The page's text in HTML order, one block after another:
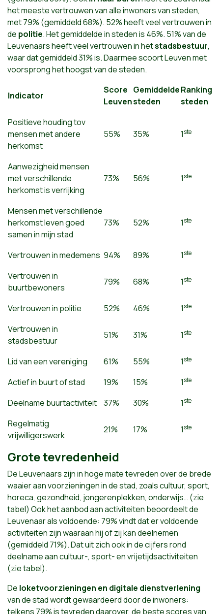
het meeste vertrouwen van alle inwoners van steden,
met 79% (gemiddeld 68%). 52% heeft veel vertrouwen in
de politie. Het gemiddelde in steden is 46%. 51% van de
Leuvenaars heeft veel vertrouwen in hetstadsbestuur,
waar dat gemiddeld 31% is. Daarmee scoort Leuven met
voorsprong het hoogst van de steden.
Indicator
Score
Leuven
Gemiddelde
steden
Ranking
steden
Positieve houding tov
mensen met andere
herkomst
55% 35% 1ste
Aanwezigheid mensen
met verschillende
herkomst is verrijking
73% 56% 1ste
Mensen met verschillende
herkomst leven goed
samen in mijn stad
73% 52% 1ste
Vertrouwen in medemens 94% 89% 1ste
Vertrouwen in
buurtbewoners
79% 68% 1ste
Vertrouwen in politie 52% 46% 1ste
Vertrouwen in
stadsbestuur
51% 31% 1ste
Lid van een vereniging 61% 55% 1ste
Actief in buurt of stad 19% 15% 1ste
Deelname buurtactiviteit 37% 30% 1ste
Regelmatig
vrijwilligerswerk
21% 17% 1ste
Grote tevredenheid
De Leuvenaars zijn in hoge mate tevreden over de brede
waaier aan voorzieningen in de stad, zoals cultuur, sport,
horeca, gezondheid, jongerenplekken, onderwijs… (zie
tabel) Ook het aanbod aan activiteiten beoordeelt de
Leuvenaar als voldoende: 79% vindt dat er voldoende
activiteiten zijn waaraan hij of zij kan deelnemen
(gemiddeld 71%). Dat uit zich ook in de cijfers rond
deelname aan cultuur-, sport- en vrijetijdsactiviteiten
(zie tabel).
De loketvoorzieningen en digitale dienstverlening
van de stad wordt gewaardeerd door de inwoners:
telkens 79% is tevreden daarover, de beste scores van